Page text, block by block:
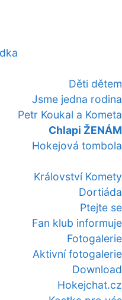
Děti dětem
Jsme jedna rodina
Petr Koukal a Kometa
Chlapi ŽENÁM
Hokejová tombola
Království Komety
Dortiáda
Ptejte se
Fan klub informuje
Fotogalerie
Aktivní fotogalerie
Download
Hokejchat.cz